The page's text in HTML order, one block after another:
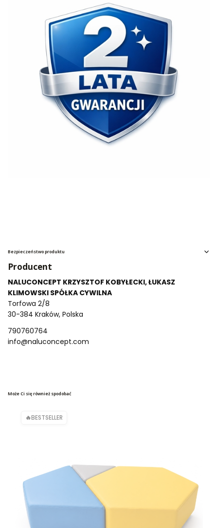
Bezpieczeństwo produktu
Producent
NALUCONCEPT KRZYSZTOF KOBYŁECKI, ŁUKASZ
KLIMOWSKI SPÓŁKA CYWILNA
Torfowa 2/8
30-384 Kraków, Polska
790760764
info@naluconcept.com
Może Ci się również spodobać
BESTSELLER